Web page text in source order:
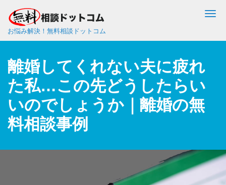
お悩み解決！無料相談ドットコム
離婚してくれない夫に疲れ
た私…この先どうしたらい
いのでしょうか｜離婚の無
料相談事例